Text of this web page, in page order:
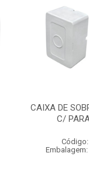
CAIXA DE
C/
Embalagem: